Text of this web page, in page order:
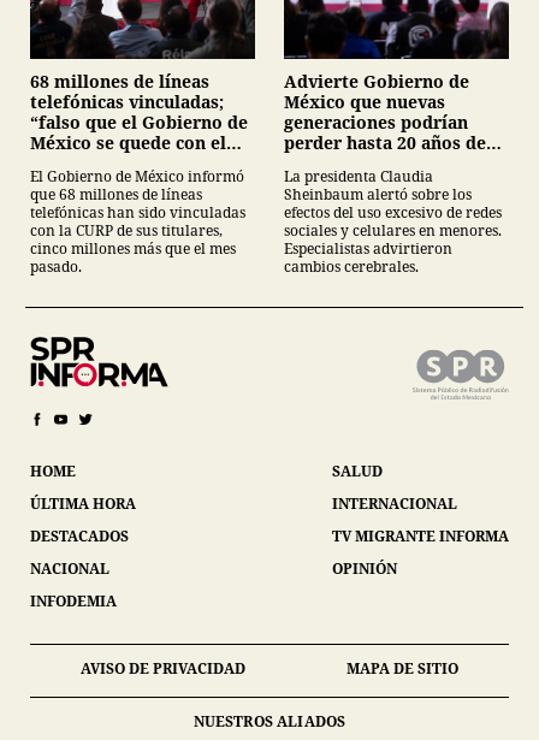
68 millones de líneas
telefónicas vinculadas;
“falso que el Gobierno de
México se quede con el
Sheinbaum
El Gobierno de México informó
que 68 millones de líneas
telefónicas han sido vinculadas
con la CURP de sus titulares,
cinco millones más que el mes
pasado.
Advierte Gobierno de
México que nuevas
generaciones podrían
perder hasta 20 años de
digitales
La presidenta Claudia
Sheinbaum alertó sobre los
efectos del uso excesivo de redes
sociales y celulares en menores.
Especialistas advirtieron
cambios cerebrales.
HOME
ÚLTIMA HORA
DESTACADOS
NACIONAL
INFODEMIA
SALUD
INTERNACIONAL
TV MIGRANTE INFORMA
OPINIÓN
AVISO DE PRIVACIDAD MAPA DE SITIO
NUESTROS ALIADOS